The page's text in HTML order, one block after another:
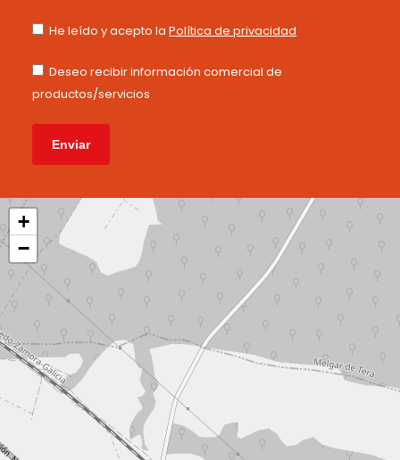
He leído y acepto la Política de privacidad
Deseo recibir información comercial de
productos/servicios
+
−